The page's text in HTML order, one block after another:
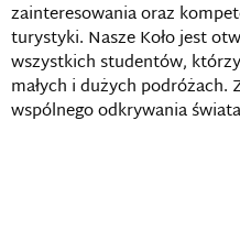
zainteresowania oraz
turystyki. Nasze Koło jest
wszystkich studentów,
małych i dużych podróżach.
wspólnego odkrywania